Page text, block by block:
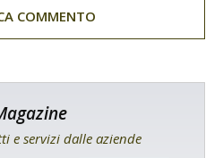
e servizi dalle aziende